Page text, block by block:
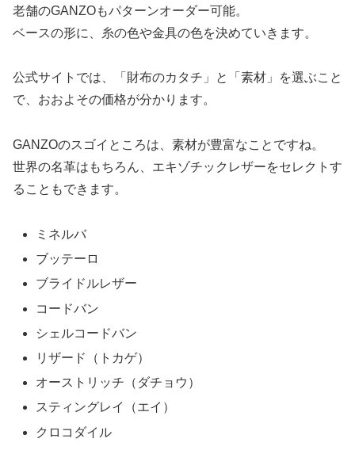
老舗のGANZOもパターンオーダー可能。
ベースの形に、糸の色や金具の色を決めていきます。
公式サイトでは、「財布のカタチ」と「素材」を選ぶこと
で、おおよその価格が分かります。
GANZOのスゴイところは、素材が豊富なことですね。
世界の名革はもちろん、エキゾチックレザーをセレクトす
ることもできます。
ミネルバ
ブッテーロ
ブライドルレザー
コードバン
シェルコードバン
リザード（トカゲ）
オーストリッチ（ダチョウ）
スティングレイ（エイ）
クロコダイル